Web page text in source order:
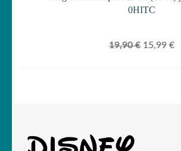
0HITC
19,90€ Le
15,99 €Le